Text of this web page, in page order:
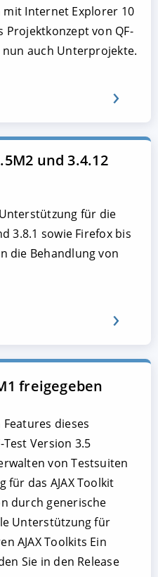
mit Internet Explorer 10
von QF-
auch Unterprojekte.
und 3.4.12
für die
3.8.1 sowie Firefox bis
die Behandlung von
freigegeben
dieses
Version 3.5
von Testsuiten
das AJAX Toolkit
durch generische
Unterstützung für
AJAX Toolkits Ein
Sie in den Release